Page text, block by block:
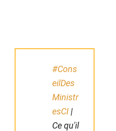
#Cons
eilDes
Ministr
esCI |
Ce qu'il